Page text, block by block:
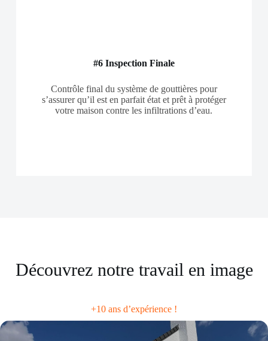
#6 Inspection Finale
Contrôle final du système de gouttières pour
s’assurer qu’il est en parfait état et prêt à protéger
votre maison contre les infiltrations d’eau.
Découvrez notre travail en image
+10 ans d’expérience !